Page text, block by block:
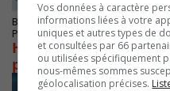
BROSSARD
Publié le 2 juillet 2025 à 09h30
Horaires modifiés du
pour l’été
Vos données à caractère
informations liées à votre
uniques et autres types de
et consultées par 66
ou utilisées spécifiquement
nous-mêmes sommes
géolocalisation précises.